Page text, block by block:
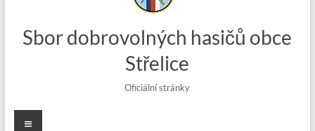
Sbor dobrovolných hasičů obce
Střelice
Oficiální stránky
Menu